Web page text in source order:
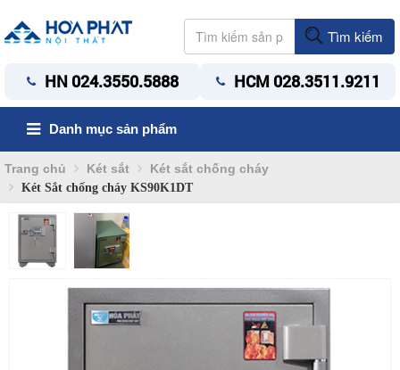
Tìm kiếm
HN 024.3550.5888 HCM 028.3511.9211
Danh mục sản phẩm
Trang chủ Két sắt Két sắt chống cháy
Két Sắt chống cháy KS90K1DT